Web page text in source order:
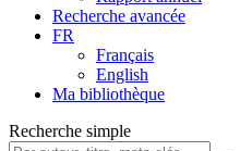
Recherche avancée
FR
Français
English
Ma bibliothèque
Recherche simple